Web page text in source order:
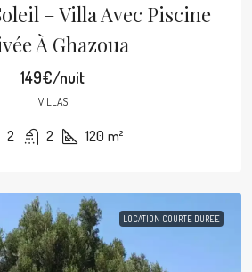
– Villa Avec Piscine
À Ghazoua
149€/nuit
VILLAS
2 2 120 m²
LOCATION COURTE DUREE